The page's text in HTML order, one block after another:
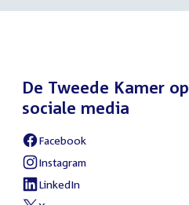
De Tweede Kamer op
sociale media
External
link:
Facebook
External
link:
Instagram
External
LinkedIn